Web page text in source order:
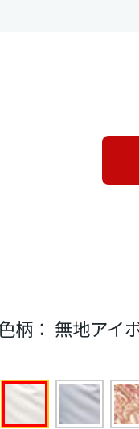
柄： 無地アイ